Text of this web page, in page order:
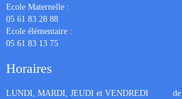
Ecole Maternelle :
05 61 83 28 88
Ecole élémentaire :
05 61 83 13 75
Horaires
LUNDI, MARDI, JEUDI et VENDREDI de